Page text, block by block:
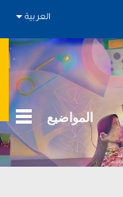
العربية
المواضيع